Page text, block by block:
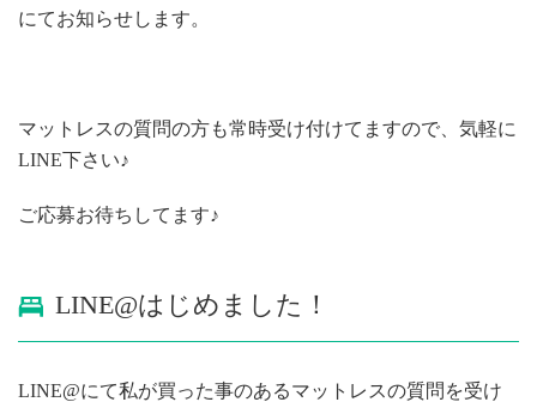
にてお知らせします。
マットレスの質問の方も常時受け付けてますので、気軽に
LINE下さい♪
ご応募お待ちしてます♪
LINE@はじめました！
LINE@にて私が買った事のあるマットレスの質問を受け